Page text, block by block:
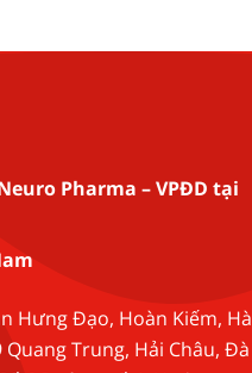
Neuro Pharma – VPĐD tại
Hưng Đạo, Hoàn Kiếm, Hà
Quang Trung, Hải Châu, Đà